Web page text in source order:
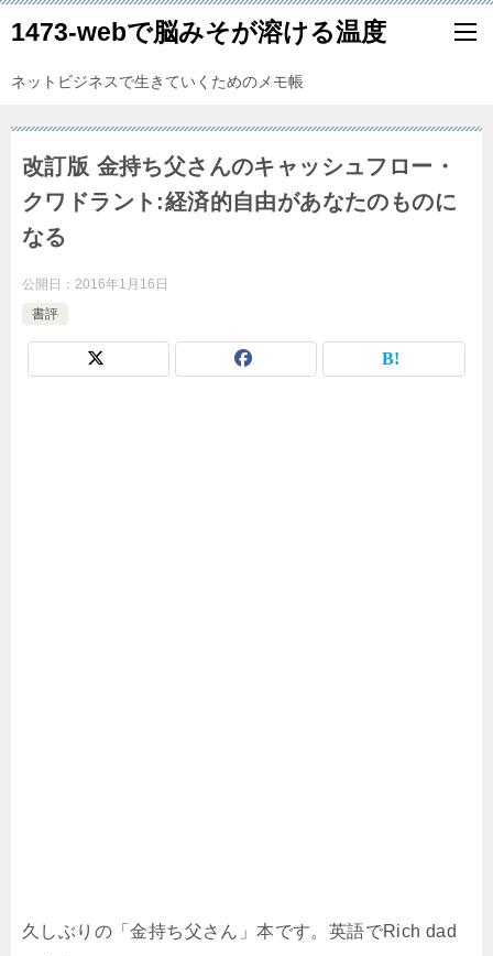
1473-webで脳みそが溶ける温度
ネットビジネスで生きていくためのメモ帳
改訂版 金持ち父さんのキャッシュフロー・
クワドラント:経済的自由があなたのものに
なる
公開日： 2016年1月16日
書評
久しぶりの「金持ち父さん」本です。英語でRich dad